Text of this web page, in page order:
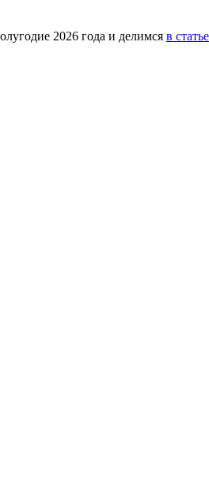
2026 года и делимся в